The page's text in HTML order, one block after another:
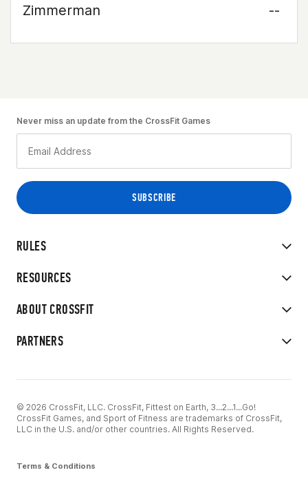
Zimmerman
--
RULES
RESOURCES
ABOUT CROSSFIT
PARTNERS
Never miss an update from the CrossFit Games
© 2026 CrossFit, LLC. CrossFit, Fittest on Earth, 3...2...1...Go!
CrossFit Games, and Sport of Fitness are trademarks of CrossFit,
LLC in the U.S. and/or other countries. All Rights Reserved.
Terms & Conditions